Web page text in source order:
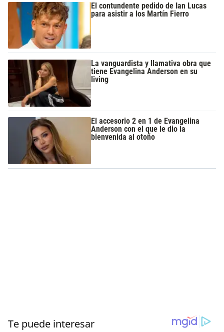
El contundente pedido de Ian Lucas
para asistir a los Martín Fierro
La vanguardista y llamativa obra que
tiene Evangelina Anderson en su
living
El accesorio 2 en 1 de Evangelina
Anderson con el que le dio la
bienvenida al otoño